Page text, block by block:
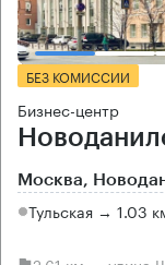
БЕЗ КОМИССИИ
Бизнес-центр
Москва,
Тульская → 1.03